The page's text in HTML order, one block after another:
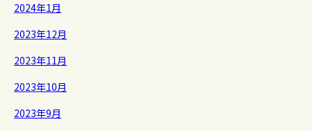
2024年1月
2023年12月
2023年11月
2023年10月
2023年9月